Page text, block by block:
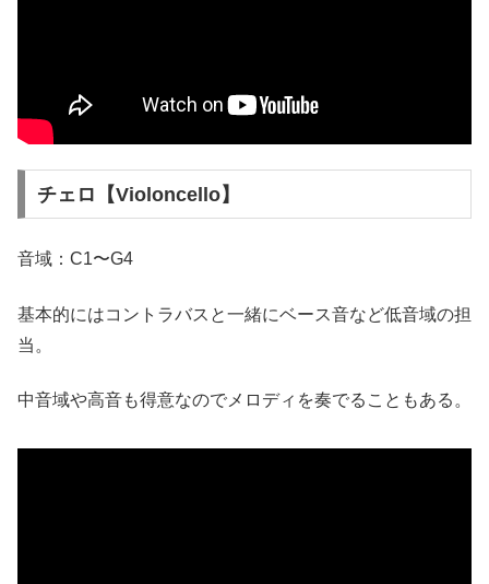
チェロ【Violoncello】
音域：C1〜G4
基本的にはコントラバスと一緒にベース音など低音域の担
当。
中音域や高音も得意なのでメロディを奏でることもある。